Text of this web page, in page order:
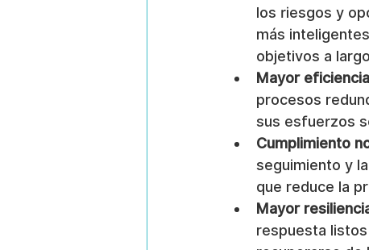
los riesgos y
más
objetivos a
Mayor
procesos
sus esfuerzos
Cumplimiento
seguimiento y
que reduce la
Mayor
respuesta